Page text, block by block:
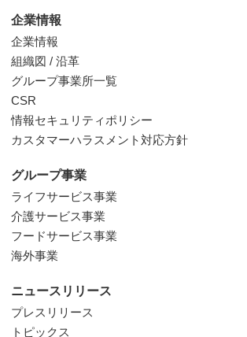
企業情報
企業情報
組織図 / 沿革
グループ事業所一覧
CSR
情報セキュリティポリシー
カスタマーハラスメント対応方針
グループ事業
ライフサービス事業
介護サービス事業
フードサービス事業
海外事業
ニュースリリース
プレスリリース
トピックス